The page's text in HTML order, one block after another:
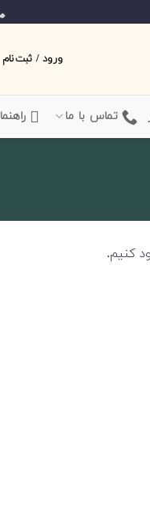
ورود / ثبت‌نام
تماس با ما راهنما
کنیم.